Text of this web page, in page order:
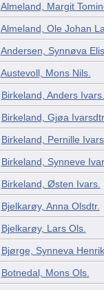
Almeland, Margit
Almeland, Ole Johan
Andersen, Synnøva
Austevoll, Mons Nils.
Birkeland, Anders Ivars.
Birkeland, Gjøa Ivarsdtr.
Birkeland, Pernille
Birkeland, Synneve
Birkeland, Østen Ivars.
Bjelkarøy, Anna Olsdtr.
Bjelkarøy, Lars Ols.
Bjørge, Synneva
Botnedal, Mons Ols.